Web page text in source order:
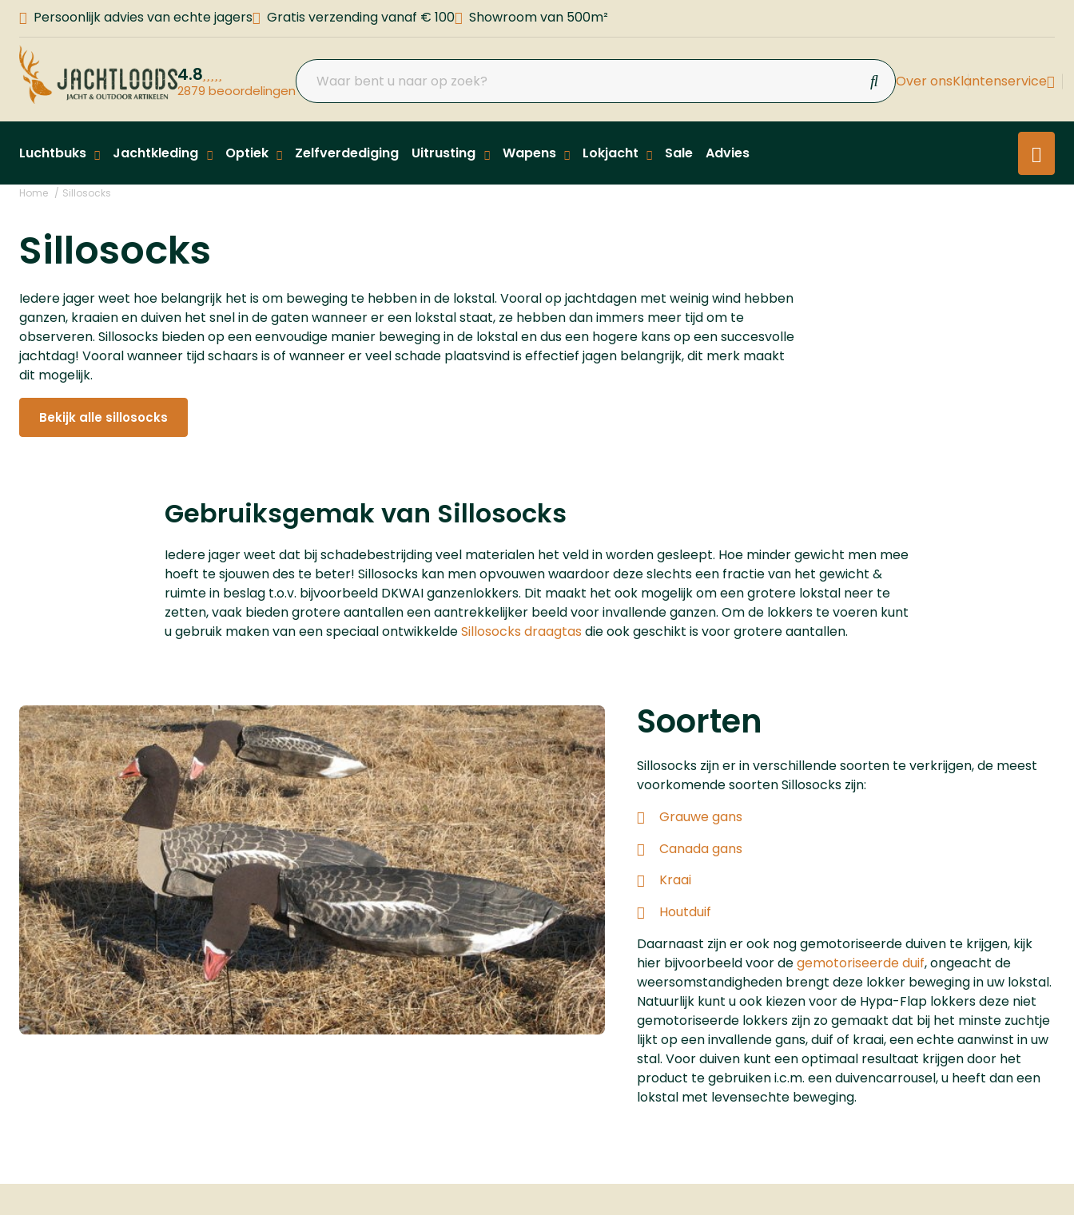
Persoonlijk advies van echte jagers Gratis verzending vanaf € 100 Showroom van 500m²
4.8
2879 beoordelingen Over onsKlantenservice
Luchtbuks Jachtkleding Optiek Zelfverdediging Uitrusting Wapens Lokjacht Sale Advies
Home Sillosocks
Sillosocks
Iedere jager weet hoe belangrijk het is om beweging te hebben in de lokstal. Vooral op jachtdagen met weinig wind hebben
ganzen, kraaien en duiven het snel in de gaten wanneer er een lokstal staat, ze hebben dan immers meer tijd om te
observeren. Sillosocks bieden op een eenvoudige manier beweging in de lokstal en dus een hogere kans op een succesvolle
jachtdag! Vooral wanneer tijd schaars is of wanneer er veel schade plaatsvind is effectief jagen belangrijk, dit merk maakt
dit mogelijk.
Bekijk alle sillosocks
Gebruiksgemak van Sillosocks
Iedere jager weet dat bij schadebestrijding veel materialen het veld in worden gesleept. Hoe minder gewicht men mee
hoeft te sjouwen des te beter! Sillosocks kan men opvouwen waardoor deze slechts een fractie van het gewicht &
ruimte in beslag t.o.v. bijvoorbeeld DKWAI ganzenlokkers. Dit maakt het ook mogelijk om een grotere lokstal neer te
zetten, vaak bieden grotere aantallen een aantrekkelijker beeld voor invallende ganzen. Om de lokkers te voeren kunt
u gebruik maken van een speciaal ontwikkeldeSillosocks draagtas die ook geschikt is voor grotere aantallen.
Soorten
Sillosocks zijn er in verschillende soorten te verkrijgen, de meest
voorkomende soorten Sillosocks zijn:
Grauwe gans
Canada gans
Kraai
Houtduif
Daarnaast zijn er ook nog gemotoriseerde duiven te krijgen, kijk
hier bijvoorbeeld voor degemotoriseerde duif, ongeacht de
weersomstandigheden brengt deze lokker beweging in uw lokstal.
Natuurlijk kunt u ook kiezen voor de Hypa-Flap lokkers deze niet
gemotoriseerde lokkers zijn zo gemaakt dat bij het minste zuchtje
lijkt op een invallende gans, duif of kraai, een echte aanwinst in uw
stal. Voor duiven kunt een optimaal resultaat krijgen door het
product te gebruiken i.c.m. een duivencarrousel, u heeft dan een
lokstal met levensechte beweging.